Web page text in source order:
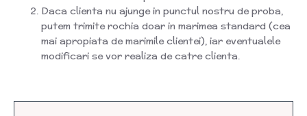
Daca clienta nu ajunge in punctul nostru de proba,
putem trimite rochia doar in marimea standard (cea
mai apropiata de marimile clientei), iar eventualele
modificari se vor realiza de catre clienta.